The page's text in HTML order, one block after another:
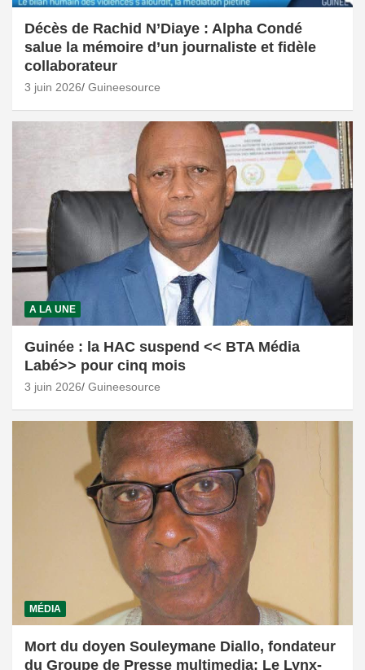
Décès de Rachid N’Diaye : Alpha Condé
salue la mémoire d’un journaliste et fidèle
collaborateur
3 juin 2026 Guineesource
A LA UNE
Guinée : la HAC suspend << BTA Média
Labé>> pour cinq mois
3 juin 2026 Guineesource
MÉDIA
Mort du doyen Souleymane Diallo, fondateur
du Groupe de Presse multimedia: Le Lynx-